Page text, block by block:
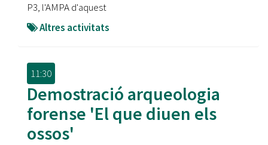
P3, l'AMPA d'aquest
Altres activitats
11:30
Demostració arqueologia
forense 'El que diuen els
ossos'